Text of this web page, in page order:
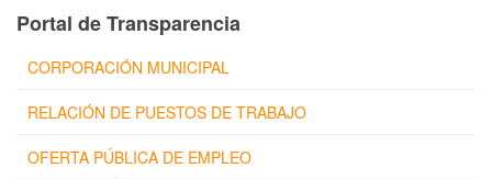
Portal de Transparencia
CORPORACIÓN MUNICIPAL
RELACIÓN DE PUESTOS DE TRABAJO
OFERTA PÚBLICA DE EMPLEO